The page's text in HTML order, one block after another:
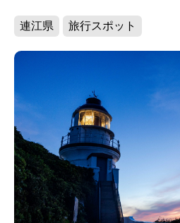
連江県 旅行スポット